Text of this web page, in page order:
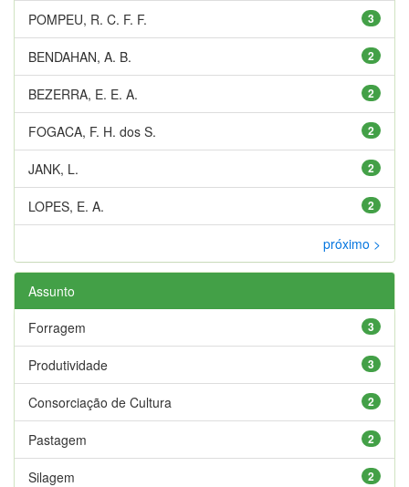
3
POMPEU, R. C. F. F.
2
BENDAHAN, A. B.
2
BEZERRA, E. E. A.
2
FOGACA, F. H. dos S.
2
JANK, L.
2
LOPES, E. A.
próximo >
Assunto
3
Forragem
3
Produtividade
2
Consorciação de Cultura
2
Pastagem
2
Silagem